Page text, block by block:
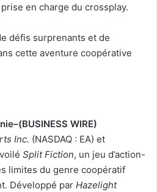
en charge du crossplay.
défis surprenants et de
cette aventure coopérative
WIRE)
Inc. (NASDAQ : EA) et
Split Fiction, un jeu d’action-
limites du genre coopératif
Développé par Hazelight